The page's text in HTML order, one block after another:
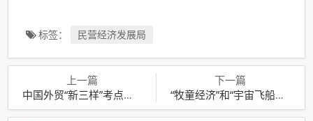
标签： 民营经济发展局
上一篇
中国外贸“新三样”考点汇总
下一篇
“牧童经济”和“宇宙飞船经济”考点汇总